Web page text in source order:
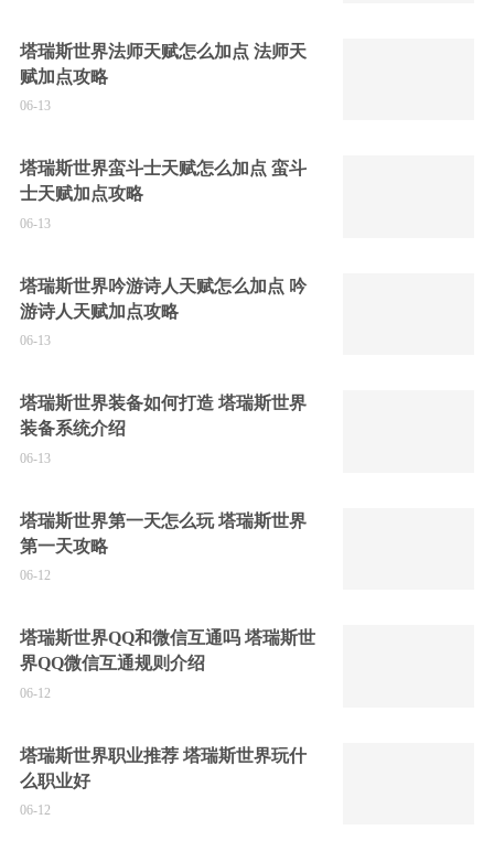
塔瑞斯世界法师天赋怎么加点 法师天
赋加点攻略
06-13
塔瑞斯世界蛮斗士天赋怎么加点 蛮斗
士天赋加点攻略
06-13
塔瑞斯世界吟游诗人天赋怎么加点 吟
游诗人天赋加点攻略
06-13
塔瑞斯世界装备如何打造 塔瑞斯世界
装备系统介绍
06-13
塔瑞斯世界第一天怎么玩 塔瑞斯世界
第一天攻略
06-12
塔瑞斯世界QQ和微信互通吗 塔瑞斯世
界QQ微信互通规则介绍
06-12
塔瑞斯世界职业推荐 塔瑞斯世界玩什
么职业好
06-12